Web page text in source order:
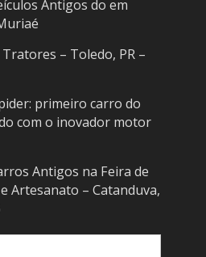
Antigos do em
– Toledo, PR –
primeiro carro do
com o inovador motor
Antigos na Feira de
Artesanato – Catanduva,